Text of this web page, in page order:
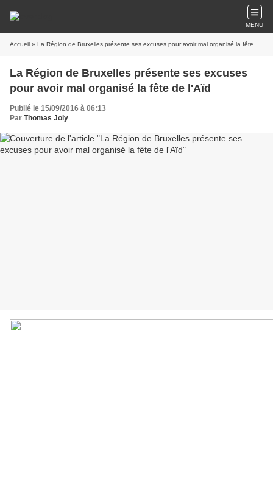
MENU
Accueil » La Région de Bruxelles présente ses excuses pour avoir mal organisé la fête de l'Aïd
La Région de Bruxelles présente ses excuses
pour avoir mal organisé la fête de l'Aïd
Publié le 15/09/2016 à 06:13
Par Thomas Joly